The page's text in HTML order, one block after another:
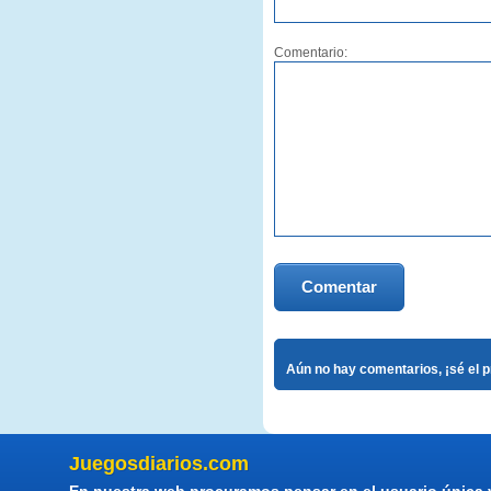
Comentario:
Comentar
Aún no hay comentarios, ¡sé el
Juegosdiarios.com